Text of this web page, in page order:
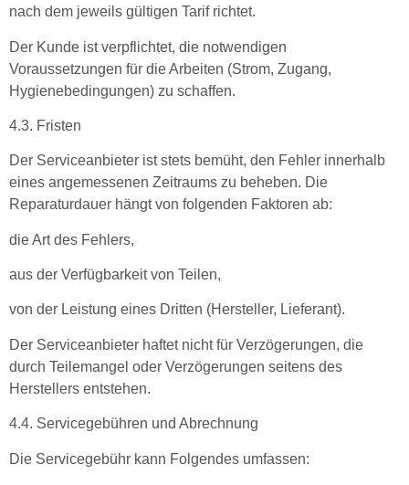
nach dem jeweils gültigen Tarif richtet.
Der Kunde ist verpflichtet, die notwendigen
Voraussetzungen für die Arbeiten (Strom, Zugang,
Hygienebedingungen) zu schaffen.
4.3. Fristen
Der Serviceanbieter ist stets bemüht, den Fehler innerhalb
eines angemessenen Zeitraums zu beheben. Die
Reparaturdauer hängt von folgenden Faktoren ab:
die Art des Fehlers,
aus der Verfügbarkeit von Teilen,
von der Leistung eines Dritten (Hersteller, Lieferant).
Der Serviceanbieter haftet nicht für Verzögerungen, die
durch Teilemangel oder Verzögerungen seitens des
Herstellers entstehen.
4.4. Servicegebühren und Abrechnung
Die Servicegebühr kann Folgendes umfassen: